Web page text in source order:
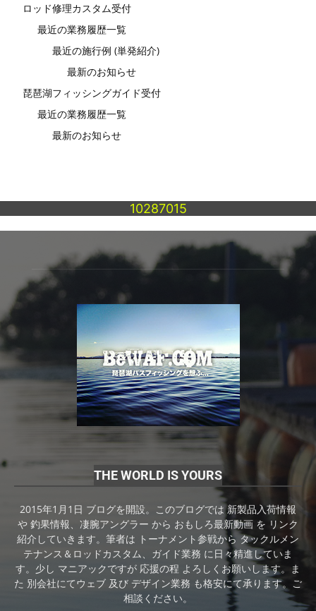
ロッド修理カスタム受付
最近の業務履歴一覧
最近の施行例 (単発紹介)
最新のお知らせ
琵琶湖フィッシングガイド受付
最近の業務履歴一覧
最新のお知らせ
10287015
THE WORLD IS YOURS
2015年1月1日 ブログを開設。このブログでは 新製品入荷情報
や 釣果情報、凄腕アングラー から おもしろ最新動画 を リンク
紹介していきます。筆者は トーナメント参戦から タックルメン
テナンス＆ロッドカスタム、ガイド業務 に日々精進していま
す。少し マニアックですが 応援の程 よろしくお願いします。ま
た 別会社にてウェブ 及び デザイン業務 も格安にて承ります。ご
相談ください。